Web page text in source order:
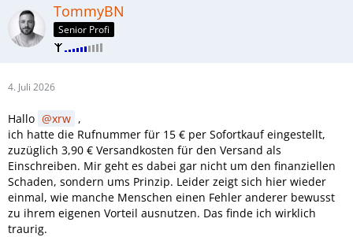
TommyBN
Senior Profi
4. Juli 2026
Hallo xrw ,
ich hatte die Rufnummer für 15 € per Sofortkauf eingestellt,
zuzüglich 3,90 € Versandkosten für den Versand als
Einschreiben. Mir geht es dabei gar nicht um den finanziellen
Schaden, sondern ums Prinzip. Leider zeigt sich hier wieder
einmal, wie manche Menschen einen Fehler anderer bewusst
zu ihrem eigenen Vorteil ausnutzen. Das finde ich wirklich
traurig.